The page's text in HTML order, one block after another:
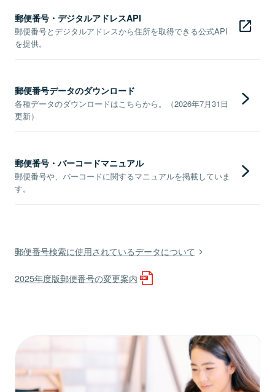
郵便番号・デジタルアドレスAPI
郵便番号とデジタルアドレスから住所を取得できる公式API
を提供。
郵便番号データのダウンロード
各種データのダウンロードはこちらから。（2026年7月31日
更新）
郵便番号・バーコードマニュアル
郵便番号や、バーコードに関するマニュアルを掲載していま
す。
郵便番号検索に使用されているデータについて
2025年度版郵便番号の変更案内